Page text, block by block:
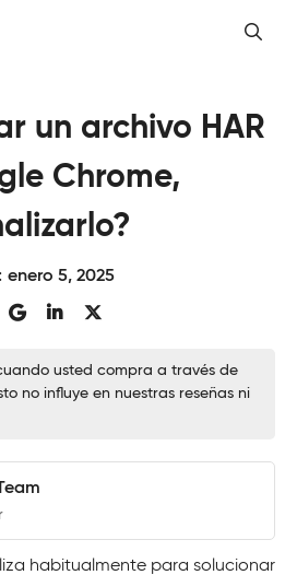
un archivo HAR
Chrome,
enero 5, 2025
usted compra a través de
no influye en nuestras reseñas ni
habitualmente para solucionar